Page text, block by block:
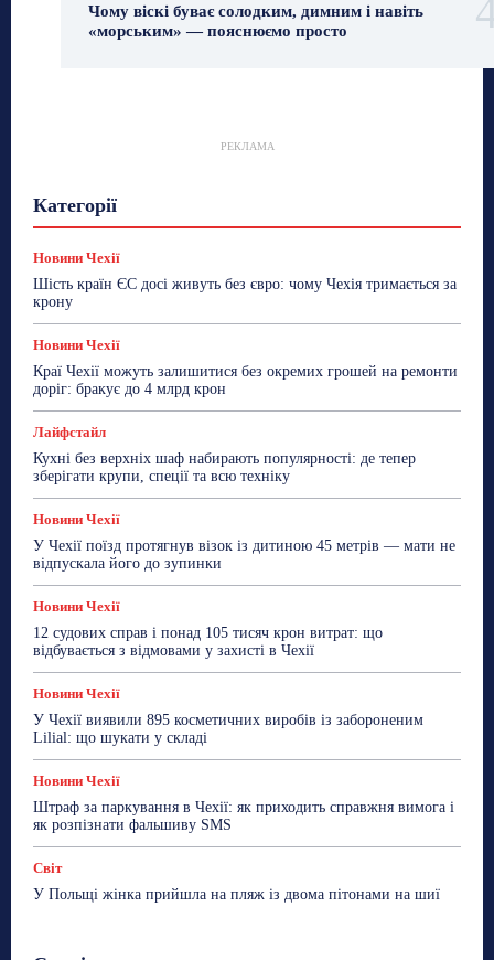
Чому віскі буває солодким, димним і навіть
«морським» — пояснюємо просто
РЕКЛАМА
Категорії
Новини Чехії
Робота
Сад та город
ТехноМанія
Топ-новини Фоторепортаж
Новини Чехії
Шість країн ЄС досі живуть без євро: чому Чехія тримається за
крону
Новини Чехії
Краї Чехії можуть залишитися без окремих грошей на ремонти
доріг: бракує до 4 млрд крон
Лайфстайл
Кухні без верхніх шаф набирають популярності: де тепер
зберігати крупи, спеції та всю техніку
Новини Чехії
У Чехії поїзд протягнув візок із дитиною 45 метрів — мати не
відпускала його до зупинки
Новини Чехії
12 судових справ і понад 105 тисяч крон витрат: що
відбувається з відмовами у захисті в Чехії
Новини Чехії
У Чехії виявили 895 косметичних виробів із забороненим
Lilial: що шукати у складі
Новини Чехії
Штраф за паркування в Чехії: як приходить справжня вимога і
як розпізнати фальшиву SMS
Світ
У Польщі жінка прийшла на пляж із двома пітонами на шиї